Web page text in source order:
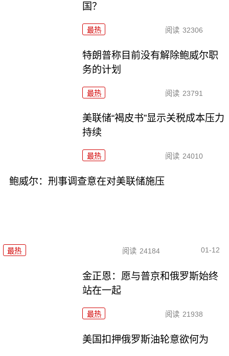
国？
最热 阅读 32306
特朗普称目前没有解除鲍威尔职
务的计划
最热 阅读 23791
美联储“褐皮书”显示关税成本压力
持续
最热 阅读 24010
鲍威尔：刑事调查意在对美联储施压
最热 阅读 24184 01-12
金正恩：愿与普京和俄罗斯始终
站在一起
最热 阅读 21938
美国扣押俄罗斯油轮意欲何为